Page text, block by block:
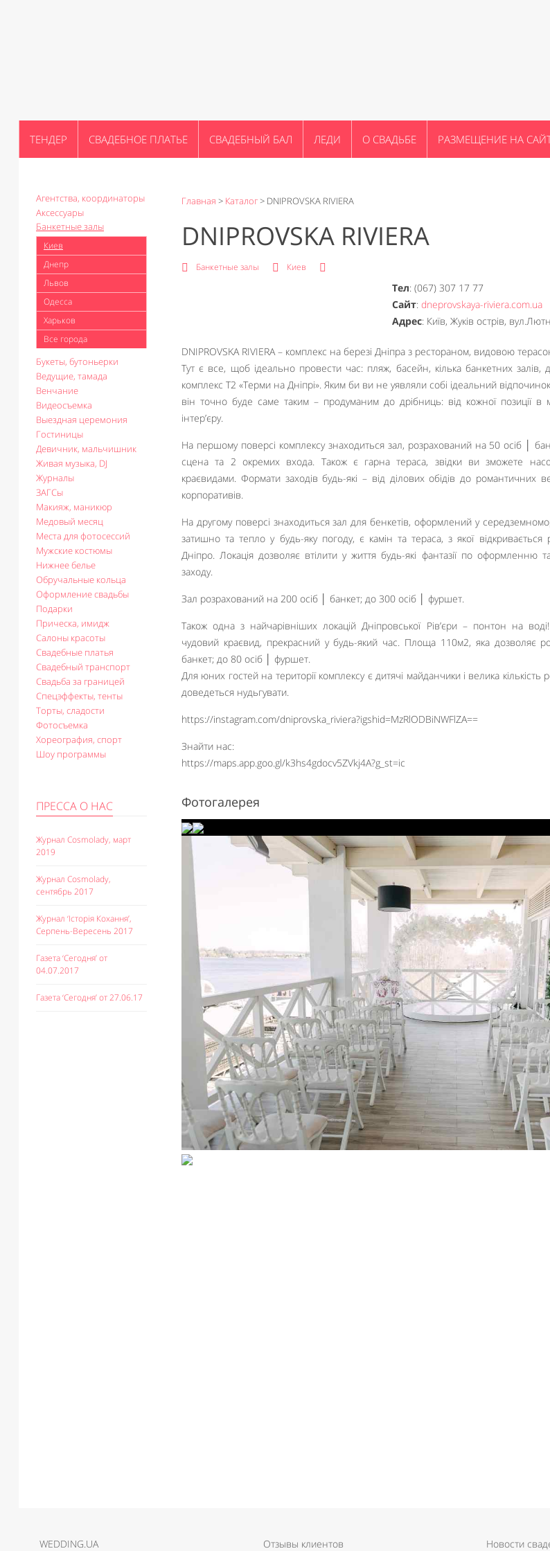
ТЕНДЕР СВАДЕБНОЕ ПЛАТЬЕ СВАДЕБНЫЙ БАЛ ЛЕДИ О СВАДЬБЕ РАЗМЕЩЕНИЕ НА
Агентства, координаторы
Аксессуары
Банкетные залы
Киев
Днепр
Львов
Одесса
Харьков
Все города
Букеты, бутоньерки
Ведущие, тамада
Венчание
Видеосъемка
Выездная церемония
Гостиницы
Девичник, мальчишник
Живая музыка, DJ
Журналы
ЗАГСы
Макияж, маникюр
Медовый месяц
Места для фотосессий
Мужские костюмы
Нижнее белье
Обручальные кольца
Оформление свадьбы
Подарки
Прическа, имидж
Салоны красоты
Свадебные платья
Свадебный транспорт
Свадьба за границей
Спецэффекты, тенты
Торты, сладости
Фотосъемка
Хореография, спорт
Шоу программы
ПРЕССА О НАС
Журнал Cosmolady, март
2019
Журнал Cosmolady,
сентябрь 2017
Журнал ‘Історія Кохання’,
Серпень-Вересень 2017
Газета ‘Сегодня’ от
04.07.2017
Газета ‘Сегодня’ от 27.06.17
Главная > Каталог> DNIPROVSKA RIVIERA
DNIPROVSKA RIVIERA
Банкетные залы Киев
Тел: (067) 307 17 77
Сайт:dneprovskaya-riviera.com.ua
Адрес: Київ, Жуків острів,
DNIPROVSKA RIVIERA – комплекс на березі Дніпра з рестораном, видовою
Тут є все, щоб ідеально провести час: пляж, басейн, кілька банкетних залів,
комплекс Т2 «Терми на Дніпрі». Яким би ви не уявляли собі ідеальний відпочинок,
він точно буде саме таким – продуманим до дрібниць: від кожної позиції в
інтер’єру.
На першому поверсі комплексу знаходиться зал, розрахований на 50 осіб │
сцена та 2 окремих входа. Також є гарна тераса, звідки ви зможете
краєвидами. Формати заходів будь-які – від ділових обідів до романтичних
корпоративів.
На другому поверсі знаходиться зал для бенкетів, оформлений у
затишно та тепло у будь-яку погоду, є камін та тераса, з якої
Дніпро. Локація дозволяє втілити у життя будь-які фантазії по оформленню
заходу.
Зал розрахований на 200 осіб │ банкет; до 300 осіб │ фуршет.
Також одна з найчарівніших локацій Дніпровської Рів’єри – понтон на воді!
чудовий краєвид, прекрасний у будь-який час. Площа 110м2, яка дозволяє
банкет; до 80 осіб │ фуршет.
Для юних гостей на території комплексу є дитячі майданчики і велика кількість
доведеться нудьгувати.
https://instagram.com/dniprovska_riviera?igshid=MzRlODBiNWFlZA==
Знайти нас:
https://maps.app.goo.gl/k3hs4gdocv5ZVkj4A?g_st=ic
Фотогалерея
WEDDING.UA Отзывы клиентов Новости